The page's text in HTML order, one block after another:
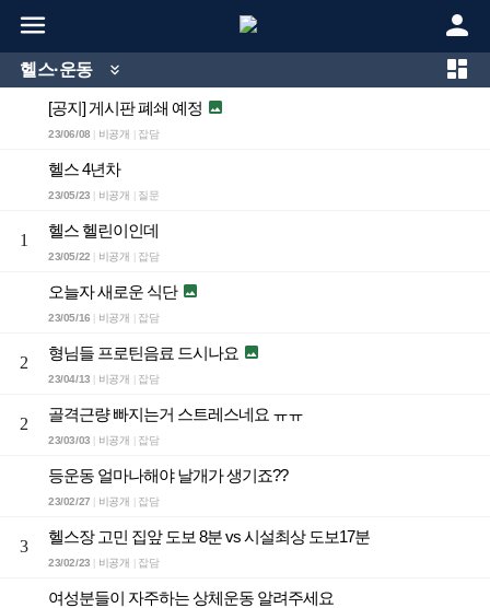
 
헬스·운동  
[공지] 게시판 폐쇄 예정 
23/06/08 비공개 잡담
헬스 4년차
23/05/23 비공개 질문
1
헬스 헬린이인데
23/05/22 비공개 잡담
오늘자 새로운 식단 
23/05/16 비공개 잡담
2
형님들 프로틴음료 드시나요 
23/04/13 비공개 잡담
2
골격근량 빠지는거 스트레스네요 ㅠㅠ
23/03/03 비공개 잡담
등운동 얼마나해야 날개가 생기죠??
23/02/27 비공개 잡담
3
헬스장 고민 집앞 도보 8분 vs 시설최상 도보17분
23/02/23 비공개 잡담
여성분들이 자주하는 상체운동 알려주세요